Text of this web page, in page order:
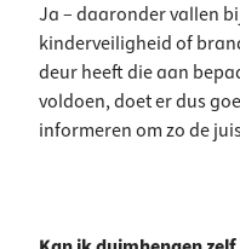
Ja – daaronder vallen
kinderveiligheid of
deur heeft die aan
voldoen, doet er dus
informeren om zo de